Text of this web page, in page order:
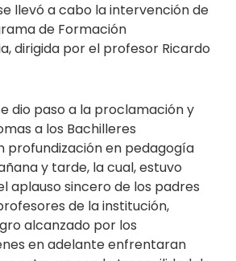
llevó a cabo la intervención de
de Formación
dirigida por el profesor Ricardo
dio paso a la proclamación y
a los Bachilleres
profundización en pedagogía
y tarde, la cual, estuvo
aplauso sincero de los padres
de la institución,
alcanzado por los
en adelante enfrentaran